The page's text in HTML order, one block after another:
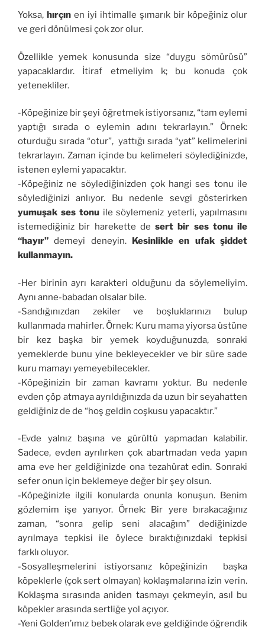
Yoksa, hırçın en iyi ihtimalle şımarık bir köpeğiniz olur
ve geri dönülmesi çok zor olur.
Özellikle yemek konusunda size “duygu sömürüsü”
yapacaklardır. İtiraf etmeliyim k; bu konuda çok
yetenekliler.
-Köpeğinize bir şeyi öğretmek istiyorsanız, “tam eylemi
yaptığı sırada o eylemin adını tekrarlayın.” Örnek:
oturduğu sırada “otur”, yattığı sırada “yat” kelimelerini
tekrarlayın. Zaman içinde bu kelimeleri söylediğinizde,
istenen eylemi yapacaktır.
-Köpeğiniz ne söylediğinizden çok hangi ses tonu ile
söylediğinizi anlıyor. Bu nedenle sevgi gösterirken
yumuşak ses tonuile söylemeniz yeterli, yapılmasını
istemediğiniz bir harekette de sert bir ses tonu ile
“hayır” demeyi deneyin.
Kesinlikle en ufak şiddet
kullanmayın.
-Her birinin ayrı karakteri olduğunu da söylemeliyim.
Aynı anne-babadan olsalar bile.
-Sandığınızdan zekiler ve boşluklarınızı bulup
kullanmada mahirler. Örnek: Kuru mama yiyorsa üstüne
bir kez başka bir yemek koyduğunuzda, sonraki
yemeklerde bunu yine bekleyecekler ve bir süre sade
kuru mamayı yemeyebilecekler.
-Köpeğinizin bir zaman kavramı yoktur. Bu nedenle
evden çöp atmaya ayrıldığınızda da uzun bir seyahatten
geldiğiniz de de “hoş geldin coşkusu yapacaktır.”
-Evde yalnız başına ve gürültü yapmadan kalabilir.
Sadece, evden ayrılırken çok abartmadan veda yapın
ama eve her geldiğinizde ona tezahürat edin. Sonraki
sefer onun için beklemeye değer bir şey olsun.
-Köpeğinizle ilgili konularda onunla konuşun. Benim
gözlemim işe yarıyor. Örnek: Bir yere bırakacağınız
zaman, “sonra gelip seni alacağım” dediğinizde
ayrılmaya tepkisi ile öylece bıraktığınızdaki tepkisi
farklı oluyor.
-Sosyalleşmelerini istiyorsanız köpeğinizin başka
köpeklerle (çok sert olmayan) koklaşmalarına izin verin.
Koklaşma sırasında aniden tasmayı çekmeyin, asıl bu
köpekler arasında sertliğe yol açıyor.
-Yeni Golden’ımız bebek olarak eve geldiğinde öğrendik